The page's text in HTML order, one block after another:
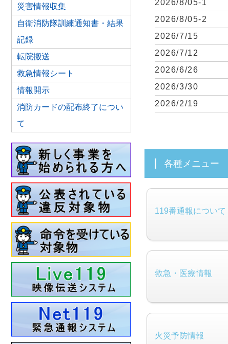
2026/8/05-1
2026/8/05-2
2026/7/15
2026/7/12
2026/6/26
2026/3/30
2026/2/19
各種メニュー
119番通報について
救急・医療情報
火災予防情報
災害情報収集
自衛消防隊訓練通知書・結果
記録
転院搬送
救急情報シート
情報開示
消防カードの配布終了につい
て